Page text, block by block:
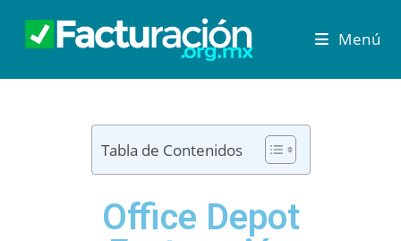
Menú
Tabla de Contenidos
Office Depot